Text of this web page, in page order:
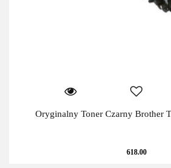
Oryginalny Toner Czarny Brother
618.00